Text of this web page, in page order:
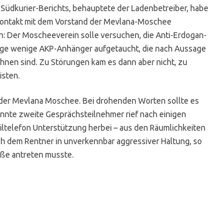
Berichts, behauptete der Ladenbetreiber, habe
mit dem Vorstand der Mevlana-Moschee
Der Moscheeverein solle versuchen, die Anti-Erdogan-
wenige AKP-Anhänger aufgetaucht, die nach Aussage
sind. Zu Störungen kam es dann aber nicht, zu
Mevlana Moschee. Bei drohenden Worten sollte es
zweite Gesprächsteilnehmer rief nach einigen
Unterstützung herbei – aus den Räumlichkeiten
dem Rentner in unverkennbar aggressiver Haltung, so
antreten musste.